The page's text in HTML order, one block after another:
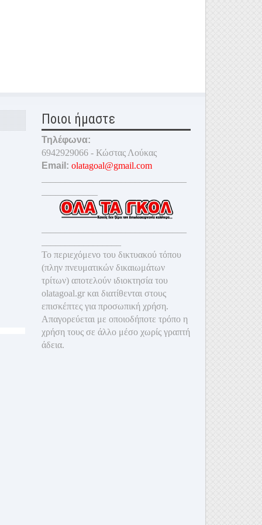
Ποιοι ήμαστε
Τηλέφωνα:
6942929066 - Κώστας Λούκας
Email: olatagoal@gmail.com
Το περιεχόμενο του δικτυακού τόπου
(πλην πνευματικών δικαιωμάτων
τρίτων) αποτελούν ιδιοκτησία του
olatagoal.gr και διατίθενται στους
επισκέπτες για προσωπική χρήση.
Απαγορεύεται με οποιοδήποτε τρόπο η
χρήση τους σε άλλο μέσο χωρίς γραπτή
άδεια.